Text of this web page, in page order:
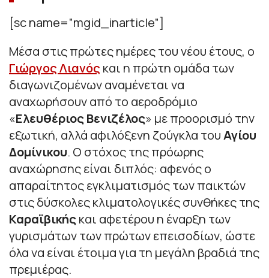
[sc name=”mgid_inarticle”]
Μέσα στις πρώτες ημέρες του νέου έτους, ο
Γιώργος Λιανός και η πρώτη ομάδα των
διαγωνιζομένων αναμένεται να
αναχωρήσουν από το αεροδρόμιο
«Ελευθέριος Βενιζέλος» με προορισμό την
εξωτική, αλλά αφιλόξενη ζούγκλα τουΑγίου
Δομίνικου. Ο στόχος της πρόωρης
αναχώρησης είναι διπλός: αφενός ο
απαραίτητος εγκλιματισμός των παικτών
στις δύσκολες κλιματολογικές συνθήκες της
Καραϊβικήςκαι αφετέρου η έναρξη των
γυρισμάτων των πρώτων επεισοδίων, ώστε
όλα να είναι έτοιμα για τη μεγάλη βραδιά της
πρεμιέρας.